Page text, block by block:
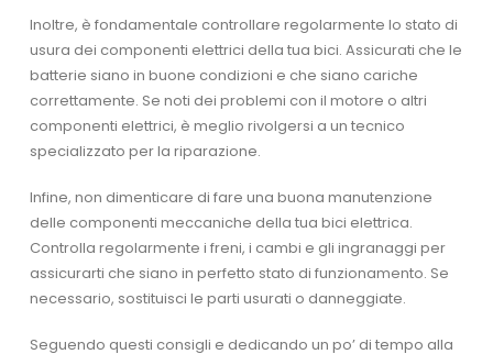
Inoltre, è fondamentale controllare regolarmente lo stato di
usura dei componenti elettrici della tua bici. Assicurati che le
batterie siano in buone condizioni e che siano cariche
correttamente. Se noti dei problemi con il motore o altri
componenti elettrici, è meglio rivolgersi a un tecnico
specializzato per la riparazione.
Infine, non dimenticare di fare una buona manutenzione
delle componenti meccaniche della tua bici elettrica.
Controlla regolarmente i freni, i cambi e gli ingranaggi per
assicurarti che siano in perfetto stato di funzionamento. Se
necessario, sostituisci le parti usurati o danneggiate.
Seguendo questi consigli e dedicando un po’ di tempo alla